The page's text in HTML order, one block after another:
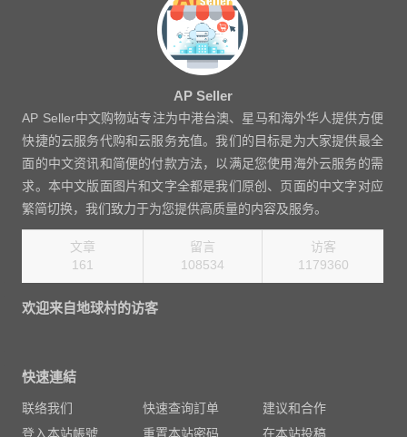
AP Seller
AP Seller中文购物站专注为中港台澳、星马和海外华人提供方便
快捷的云服务代购和云服务充值。我们的目标是为大家提供最全
面的中文资讯和简便的付款方法，以满足您使用海外云服务的需
求。本中文版面图片和文字全都是我们原创、页面的中文字对应
繁简切换，我们致力于为您提供高质量的内容及服务。
文章
161
留言
108534
访客
1270080
欢迎来自地球村的访客
快速連結
联络我们 快速查询訂单
建议和合作
登入本站帳號
重置本站密码 在本站投稿